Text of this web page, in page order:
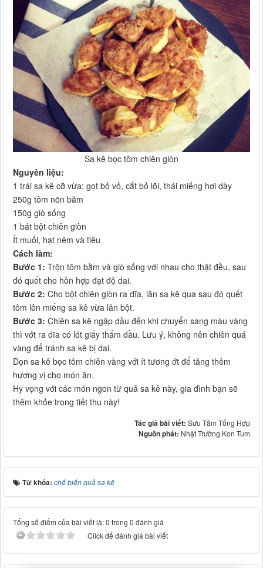
Sa kê bọc tôm chiên giòn​
Nguyên liệu:
1 trái sa kê cỡ vừa: gọt bỏ vỏ, cắt bỏ lõi, thái miếng hơi dày
250g tôm nõn băm
150g giò sống
1 bát bột chiên giòn
Ít muối, hạt nêm và tiêu
Cách làm:
Bước 1: Trộn tôm bằm và giò sống với nhau cho thật đều, sau
đó quết cho hỗn hợp đạt độ dai.
Bước 2: Cho bột chiên giòn ra dĩa, lăn sa kê qua sau đó quết
tôm lên miếng sa kê vừa lăn bột.
Bước 3: Chiên sa kê ngập dầu đến khi chuyển sang màu vàng
thì vớt ra dĩa có lót giấy thấm dầu. Lưu ý, không nên chiên quá
vàng để tránh sa kê bị dai.
Dọn sa kê bọc tôm chiên vàng với ít tương ớt để tăng thêm
hương vị cho món ăn.
Hy vọng với các món ngon từ quả sa kê này, gia đình bạn sẽ
thêm khỏe trong tiết thu này!
Tác giả bài viết: Sưu Tầm Tổng Hợp
Nguồn phát: Nhật Trường Kon Tum
Từ khóa: chế biến quả sa kê
Tổng số điểm của bài viết là: 0 trong 0 đánh giá
Click để đánh giá bài viết